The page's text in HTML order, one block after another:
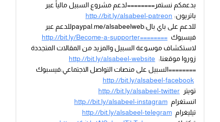
بدعمكم نستمر========لدعم مشروع السبيل مالياً عبر
باتريون: http://bit.ly/alsabeel-patreon
للدعم على باي بال:paypal.me/alsabeelwebللدعم عبر
فيسبوك http://bit.ly/Become-a-supporter========
لاستكشاف موسوعة السبيل والمزيد من المقالات المتجددة
زوروا موقعنا: http://bit.ly/alsabeel-website
========السبيل على منصات التواصل الاجتماعي:فيسبوك
http://bit.ly/alsabeel-facebook
تويتر
http://bit.ly/alsabeel-twitter
انستغرام http://bit.ly/alsabeel-instagram
تيليغرام http://bit.ly/alsabeel-telegram